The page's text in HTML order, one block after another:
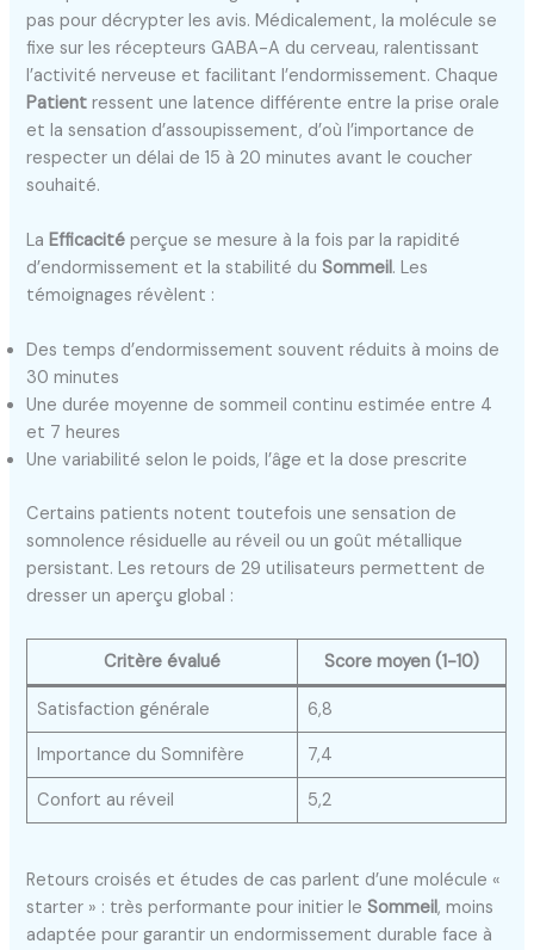
pas pour décrypter les avis. Médicalement, la molécule se
fixe sur les récepteurs GABA-A du cerveau, ralentissant
l’activité nerveuse et facilitant l’endormissement. Chaque
Patient ressent une latence différente entre la prise orale
et la sensation d’assoupissement, d’où l’importance de
respecter un délai de 15 à 20 minutes avant le coucher
souhaité.
LaEfficacité perçue se mesure à la fois par la rapidité
d’endormissement et la stabilité du Sommeil. Les
témoignages révèlent :
Des temps d’endormissement souvent réduits à moins de
30 minutes
Une durée moyenne de sommeil continu estimée entre 4
et 7 heures
Une variabilité selon le poids, l’âge et la dose prescrite
Certains patients notent toutefois une sensation de
somnolence résiduelle au réveil ou un goût métallique
persistant. Les retours de 29 utilisateurs permettent de
dresser un aperçu global :
Critère évalué Score moyen (1-10)
Satisfaction générale
6,8
Importance du Somnifère
7,4
Confort au réveil
5,2
Retours croisés et études de cas parlent d’une molécule «
starter » : très performante pour initier le Sommeil, moins
adaptée pour garantir un endormissement durable face à